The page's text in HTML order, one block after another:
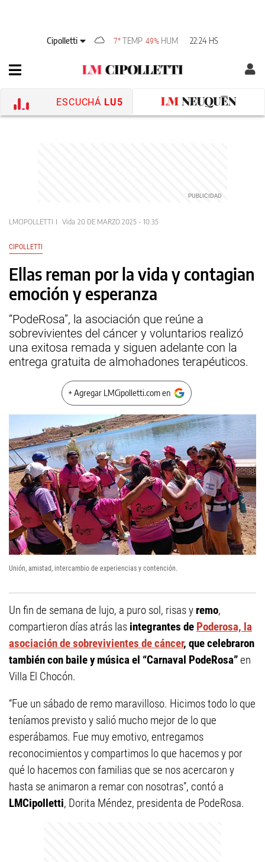
Cipolletti 7° TEMP 49% HUM 22:24 HS
ESCUCHÁ LU5
LMCIPOLLETTI Vida 20 DE MARZO 2025 - 10:35
CIPOLLETTI
Ellas reman por la vida y contagian
emoción y esperanza
“PodeRosa”, la asociación que reúne a
sobrevivientes del cáncer y voluntarios realizó
una exitosa remada y siguen adelante con la
entrega gratuita de almohadones terapéuticos.
+ Agregar LMCipolletti.com en
Unión, amistad, intercambio de experiencias y contención.
Un fin de semana de lujo, a puro sol, risas y remo,
compartieron días atrás las integrantes de Poderosa, la
asociación de sobrevivientes de cáncer, que celebraron
también con baile y música el “Carnaval PodeRosa”en
Villa El Chocón.
“Fue un sábado de remo maravilloso. Hicimos todo lo que
teníamos previsto y salió mucho mejor de lo que
esperábamos. Fue muy emotivo, entregamos
reconocimientos y compartimos lo que hacemos y por
qué lo hacemos con familias que se nos acercaron y
hasta se animaron a remar con nosotras”, contó a
LMCipolletti, Dorita Méndez, presidenta de PodeRosa.